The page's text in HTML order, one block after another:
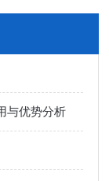
与优势分析